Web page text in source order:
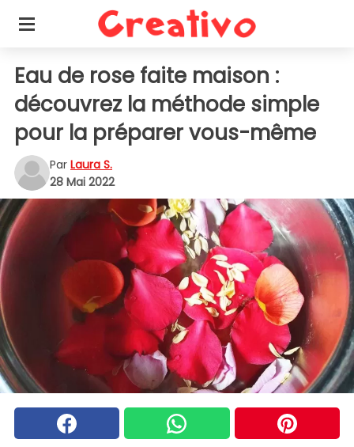
Eau de rose faite maison :
découvrez la méthode simple
pour la préparer vous-même
Par Laura S.
28 Mai 2022